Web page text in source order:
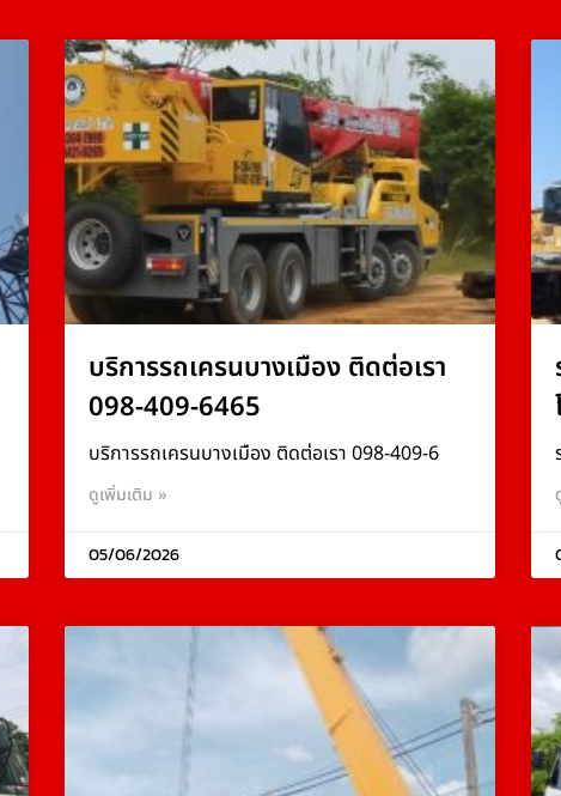
บริการรถเครนบางเมือง ติดต่อเรา
098-409-6465
บริการรถเครนบางเมือง ติดต่อเรา 098-409-6
ดูเพิ่มเติม »
05/06/2026